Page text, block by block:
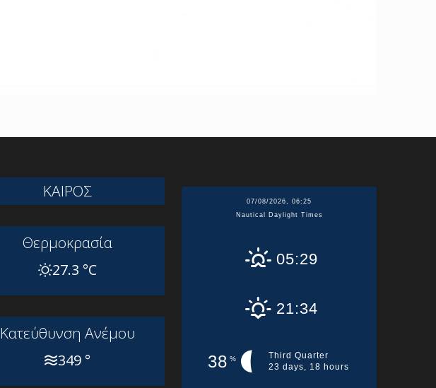
ΚΑΙΡΟΣ
Θερμοκρασία
27.3 °C
Kατεύθυνση Aνέμου
349 °
07/08/2026, 06:25
Nautical Daylight Times
05:29
21:34
38 %
Third Quarter
23 days, 18 hours